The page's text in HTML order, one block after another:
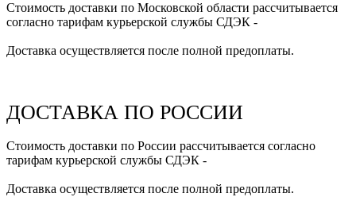
Стоимость доставки по Московской области рассчитывается
согласно тарифам курьерской службы СДЭК -
Доставка осуществляется после полной предоплаты.
ДОСТАВКА ПО РОССИИ
Стоимость доставки по России рассчитывается согласно
тарифам курьерской службы СДЭК -
Доставка осуществляется после полной предоплаты.